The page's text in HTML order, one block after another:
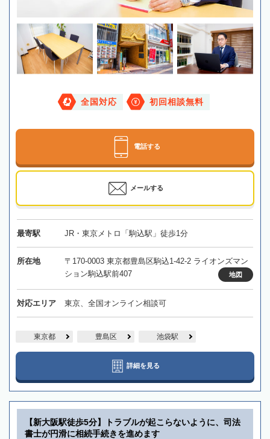
全国対応 初回相談無料
電話する
メールする
最寄駅 JR・東京メトロ「駒込駅」徒歩1分
所在地
〒170-0003 東京都豊島区駒込1-42-2 ライオンズマン
ション駒込駅前407
地図
対応エリア 東京、全国オンライン相談可
東京都 豊島区 池袋駅
詳細を見る
【新大阪駅徒歩5分】トラブルが起こらないように、司法
書士が円滑に相続手続きを進めます